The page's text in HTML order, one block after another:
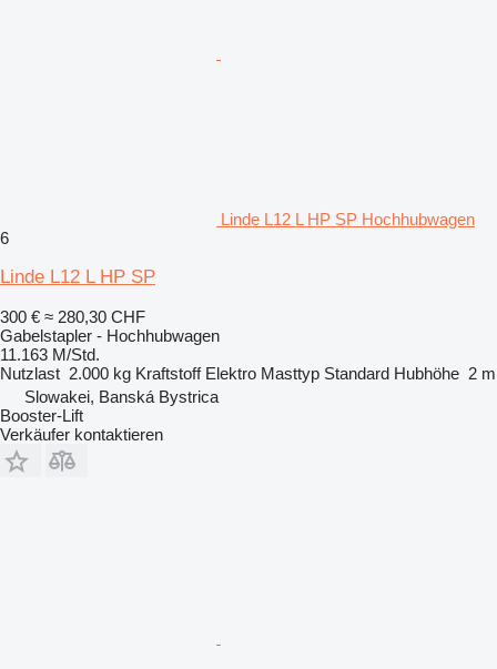
Linde L12 L HP SP Hochhubwagen
6
Linde L12 L HP SP
300 € ≈ 280,30 CHF
Gabelstapler - Hochhubwagen
11.163 M/Std.
Nutzlast 2.000 kg Kraftstoff Elektro Masttyp Standard Hubhöhe 2 m
Slowakei, Banská Bystrica
Booster-Lift
Verkäufer kontaktieren